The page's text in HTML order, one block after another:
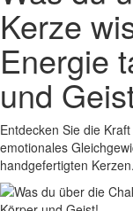
Kerze
Energie
und
Entdecken Sie die
emotionales
handgefertigten